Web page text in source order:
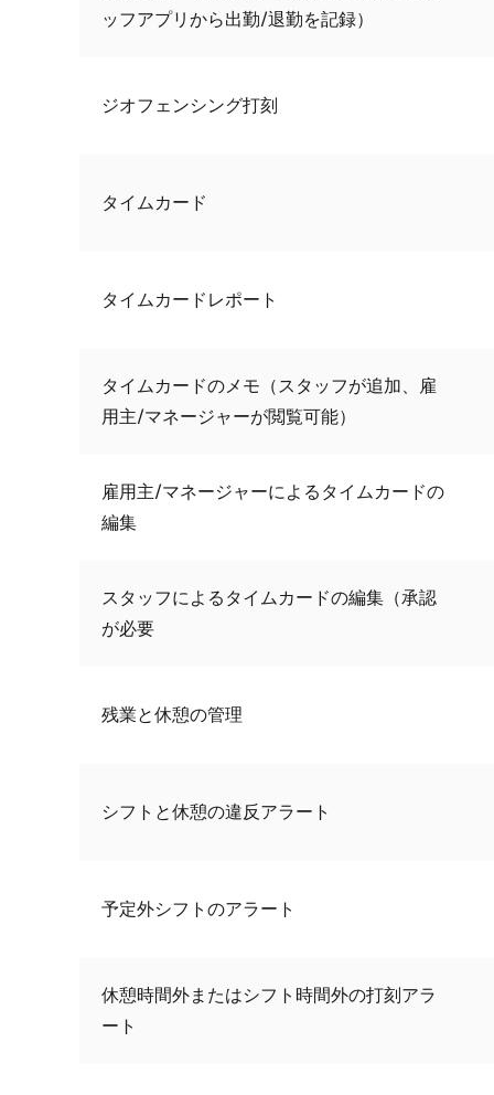
ッフアプリから出勤/退勤を記録）
ジオフェンシング打刻
タイムカード
タイムカードレポート
タイムカードのメモ（スタッフが追加、雇
用主/マネージャーが閲覧可能）
雇用主/マネージャーによるタイムカードの
編集
スタッフによるタイムカードの編集（承認
が必要
残業と休憩の管理
シフトと休憩の違反アラート
予定外シフトのアラート
休憩時間外またはシフト時間外の打刻アラ
ート